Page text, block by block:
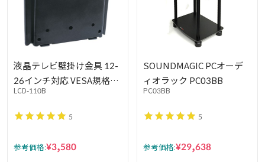
液晶テレビ壁掛け金具 12-
26インチ対応 VESA規格対
応 スリムタイプ ブラック
LCD-ACE-110B
LCD-110B
5
参考価格:¥3,580
SOUNDMAGIC PCオーデ
ィオラック PC03BB
PC03BB
5
参考価格:¥29,638